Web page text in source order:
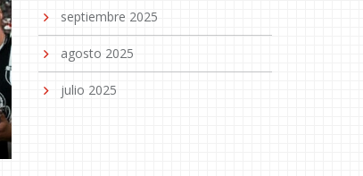
septiembre 2025
agosto 2025
julio 2025